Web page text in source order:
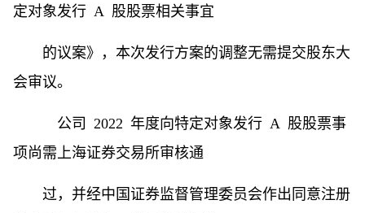
定对象发行 A 股股票相关事宜
的议案》，本次发行方案的调整无需提交股东大
会审议。
公司 2022 年度向特定对象发行 A 股股票事
项尚需上海证券交易所审核通
过，并经中国证券监督管理委员会作出同意注册